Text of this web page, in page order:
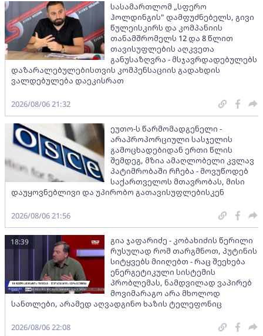
სასამართლომ „სფერო
ჰოლდინგის" დამფუძნებელს, გივი
წულეისკირს და კომპანიის
თანამშრომელს 12 და 8 წლით
თავისუფლების აღკვეთა
განუსაზღვრა - მსჯავრდადებულებს
დაზარალებულებისთვის კომპენსაციის გადახდის
ვალდებულება დაეკისრათ
2026/08/06 21:32
ეუთო-ს წარმომადგენელი -
არაპროპორციული სასჯელის
გამოცხადებიდან ერთი წლის
შემდეგ, მზია ამაღლობელი კვლავ
პატიმრობაში რჩება - მოვუწოდებ
საქართველოს მთავრობას, მისი
დაუყოვნებლივი და უპირობო გათავისუფლებისკენ
2026/08/06 21:56
გია ჯაფარიძე - კობახიძის წერილი
რუსულად რომ თარგმნოთ, პუტინის
სიტყვებს მიიღებთ - რაც შეეხება
ენერგეტიკული სისტემის
პრობლემას, ნამდვილად ვაპირებ
მოვიმარაგო არა მხოლოდ
სანთლები, არამედ აღვადგინო ხაზის ტელეფონიც
18:39
2026/08/06 22:08